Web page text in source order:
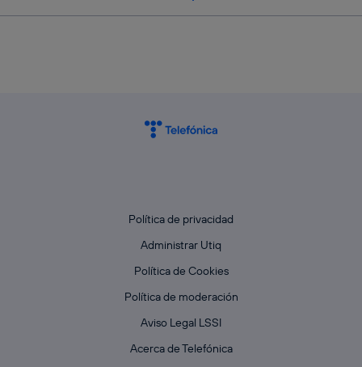
Política de privacidad
Administrar Utiq
Política de Cookies
Política de moderación
Aviso Legal LSSI
Acerca de Telefónica